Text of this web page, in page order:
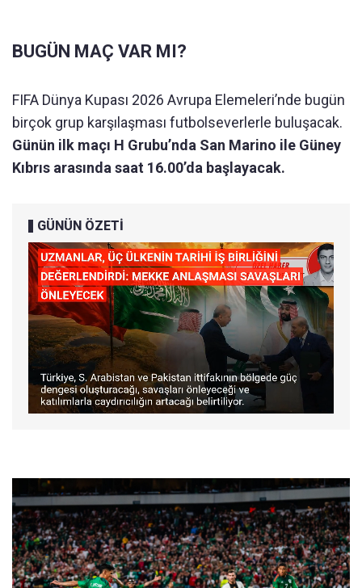
BUGÜN MAÇ VAR MI?
FIFA Dünya Kupası 2026 Avrupa Elemeleri’nde bugün
birçok grup karşılaşması futbolseverlerle buluşacak.
Günün ilk maçı H Grubu’nda San Marino ile Güney
Kıbrıs arasında saat 16.00’da başlayacak.
GÜNÜN ÖZETİ